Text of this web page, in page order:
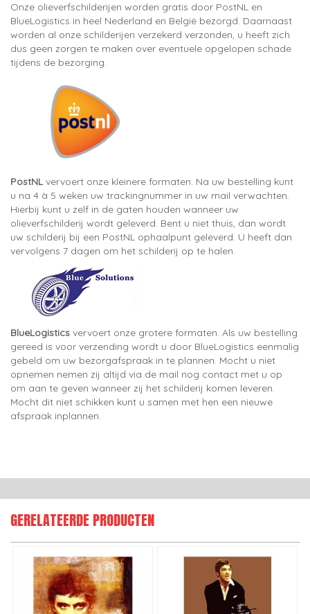
Onze olieverfschilderijen worden gratis door PostNL en
BlueLogistics in heel Nederland en België bezorgd. Daarnaast
worden al onze schilderijen verzekerd verzonden, u heeft zich
dus geen zorgen te maken over eventuele opgelopen schade
tijdens de bezorging.
PostNLvervoert onze kleinere formaten. Na uw bestelling kunt
u na 4 à 5 weken uw trackingnummer in uw mail verwachten.
Hierbij kunt u zelf in de gaten houden wanneer uw
olieverfschilderij wordt geleverd. Bent u niet thuis, dan wordt
uw schilderij bij een PostNL ophaalpunt geleverd. U heeft dan
vervolgens 7 dagen om het schilderij op te halen.
BlueLogistics vervoert onze grotere formaten. Als uw bestelling
gereed is voor verzending wordt u door BlueLogistics eenmalig
gebeld om uw bezorgafspraak in te plannen. Mocht u niet
opnemen nemen zij altijd via de mail nog contact met u op
om aan te geven wanneer zij het schilderij komen leveren.
Mocht dit niet schikken kunt u samen met hen een nieuwe
afspraak inplannen.
GERELATEERDE PRODUCTEN